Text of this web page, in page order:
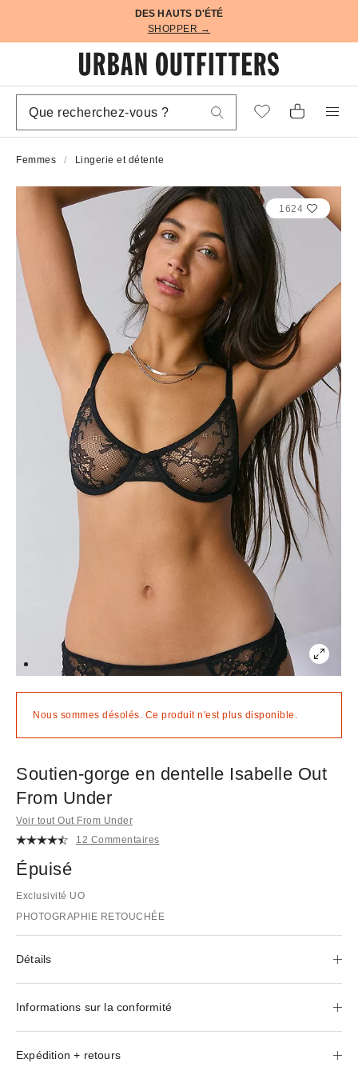
DES HAUTS D'ÉTÉ
SHOPPER →
Femmes Lingerie et détente
1624
Nous sommes désolés. Ce produit n'est plus disponible.
Soutien-gorge en dentelle Isabelle Out
From Under
Voir tout Out From Under
12 Commentaires
Épuisé
Exclusivité UO
PHOTOGRAPHIE RETOUCHÉE
Détails
Informations sur la conformité
Expédition + retours